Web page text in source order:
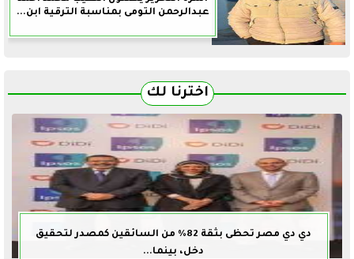
عبدالرحمن التومى بمناسبة الترقية ابن...
اخترنا لك
دي دي مصر تحظى بثقة 82% من السائقين كمصدر لتحقيق
دخل، بينما...